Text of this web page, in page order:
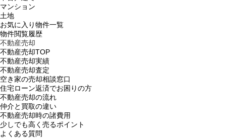
マンション
土地
お気に入り物件一覧
物件閲覧履歴
不動産売却
不動産売却TOP
不動産売却実績
不動産売却査定
空き家の売却相談窓口
住宅ローン返済でお困りの方
不動産売却の流れ
仲介と買取の違い
不動産売却時の諸費用
少しでも高く売るポイント
よくある質問